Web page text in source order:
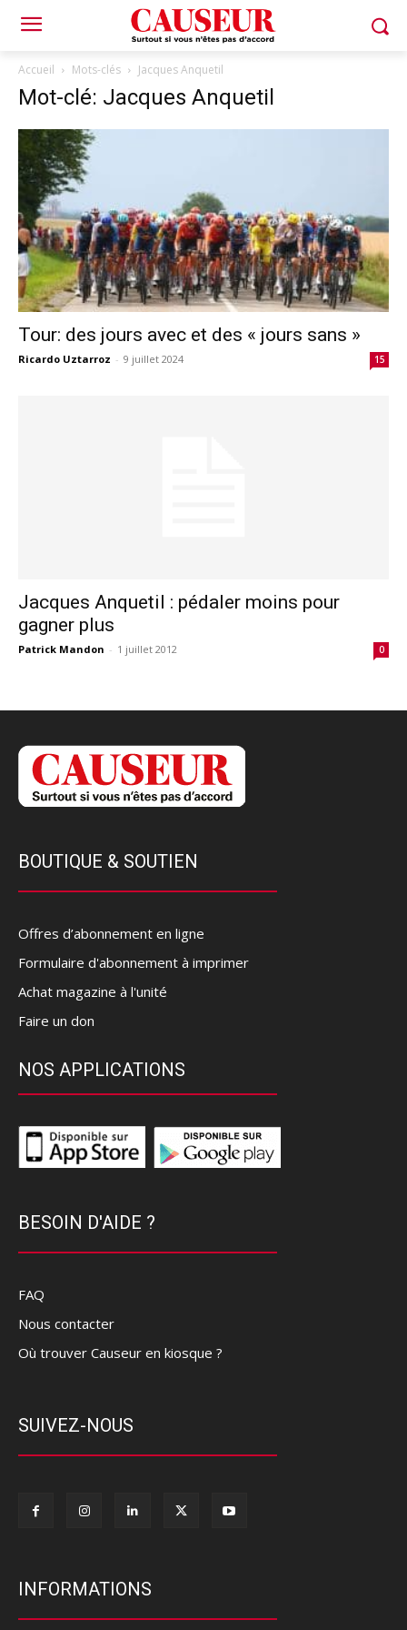
Accueil Mots-clés Jacques Anquetil
Mot-clé: Jacques Anquetil
Tour: des jours avec et des « jours sans »
Ricardo Uztarroz - 9 juillet 2024 15
Jacques Anquetil : pédaler moins pour
gagner plus
Patrick Mandon - 1 juillet 2012 0
BOUTIQUE & SOUTIEN
Offres d’abonnement en ligne
Formulaire d'abonnement à imprimer
Achat magazine à l'unité
Faire un don
NOS APPLICATIONS
BESOIN D'AIDE ?
FAQ
Nous contacter
Où trouver Causeur en kiosque ?
SUIVEZ-NOUS
INFORMATIONS